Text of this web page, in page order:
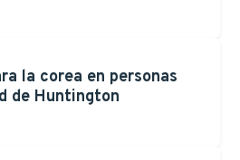
la corea en personas
de Huntington